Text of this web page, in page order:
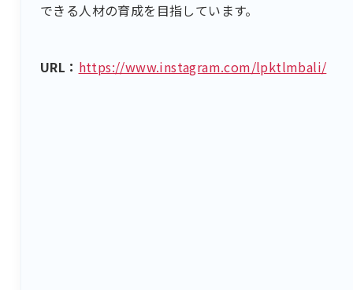
できる人材の育成を目指しています。
URL： https://www.instagram.com/lpktlmbali/